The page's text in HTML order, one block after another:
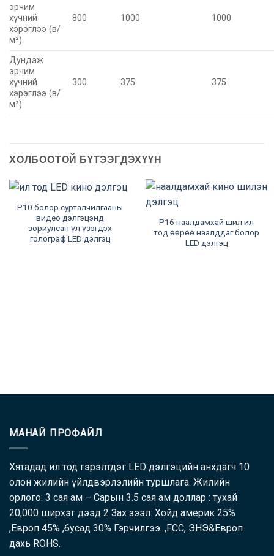
эрчим
хүчний
хэрэглээ (в/
м²)
800 1000 1000
Дундаж
эрчим
хүчний
хэрэглээ (в/
м²)
300 375 375
ХОЛБООТОЙ БҮТЭЭГДЭХҮҮН
P10 болор сурталчилгааны
видео дэлгэцэнд
зориулсан үл үзэгдэх
голограф LED дэлгэц
P16 наалдамхай шил ил
тод өөрөө наалддаг болор
LED дэлгэц
МАНАЙ ПРОФАЙЛ
Хятадад ил тод гэрэлтдэг LED дэлгэцийн анхдагч 10
олон жилийн үйлдвэрлэлийн туршлага. Жилийн
орлого: 3 сая ам – Сарын 3.5 сая ам доллар : тухай
20,000 ширхэг дээд 2 Зах зээл: Хойд америк 25%
,Европ 45% ,бусад 30% Гэрчилгээ: ,FCC, ЭНЭ&Европ
дахь ROHS.